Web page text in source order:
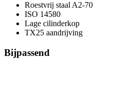
Roestvrij staal A2-70
ISO 14580
Lage cilinderkop
TX25 aandrijving
Bijpassend